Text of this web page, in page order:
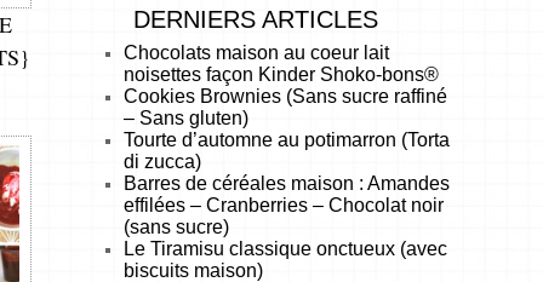
DERNIERS ARTICLES
Chocolats maison au coeur lait
noisettes façon Kinder Shoko-bons®
Cookies Brownies (Sans sucre raffiné
– Sans gluten)
Tourte d’automne au potimarron (Torta
di zucca)
Barres de céréales maison : Amandes
effilées – Cranberries – Chocolat noir
(sans sucre)
Le Tiramisu classique onctueux (avec
biscuits maison)